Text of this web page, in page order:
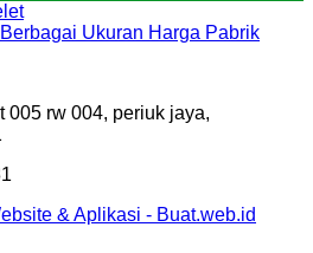
Ukuran Harga Pabrik
005 rw 004, periuk jaya,